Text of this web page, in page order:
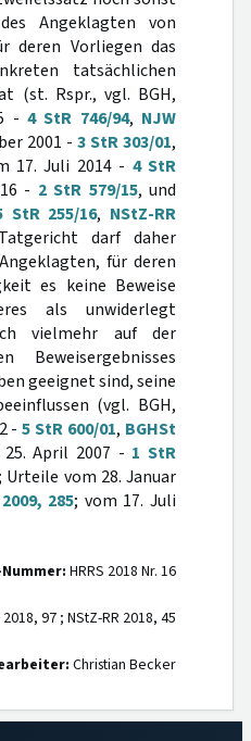
Angeklagten von
deren Vorliegen das
tatsächlichen
(st. Rspr., vgl. BGH,
- 4 StR 746/94, NJW
2001 - 3 StR 303/01,
17. Juli 2014 - 4 StR
- 2 StR 579/15, und
StR 255/16, NStZ-RR
darf daher
für deren
es keine Beweise
als unwiderlegt
vielmehr auf der
Beweisergebnisses
geeignet sind, seine
(vgl. BGH,
-5 StR 600/01, BGHSt
April 2007 - 1 StR
Urteile vom 28. Januar
285; vom 17. Juli
Nummer: HRRS 2018 Nr. 16
97 ; NStZ-RR 2018, 45
Christian Becker